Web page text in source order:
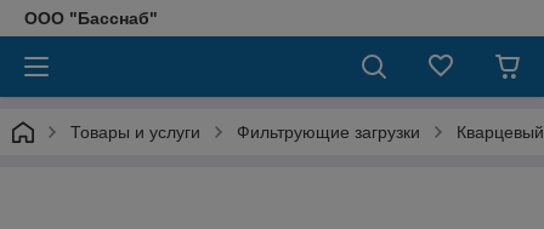
ООО "Басснаб"
Товары и услуги Фильтрующие загрузки